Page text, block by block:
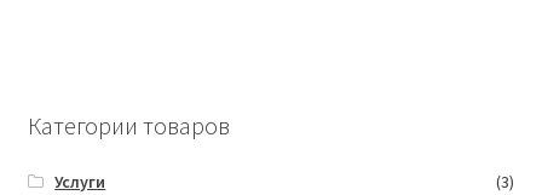
Категории товаров
Услуги
(3)